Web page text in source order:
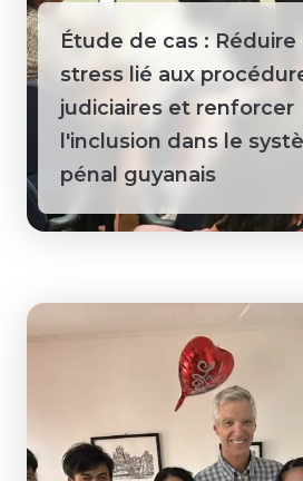
Guyana
Honduras
Jamaïque
Pérou
Étude de cas : Réduire
stress lié aux
judiciaires et renforcer
l'inclusion dans le
pénal guyanais